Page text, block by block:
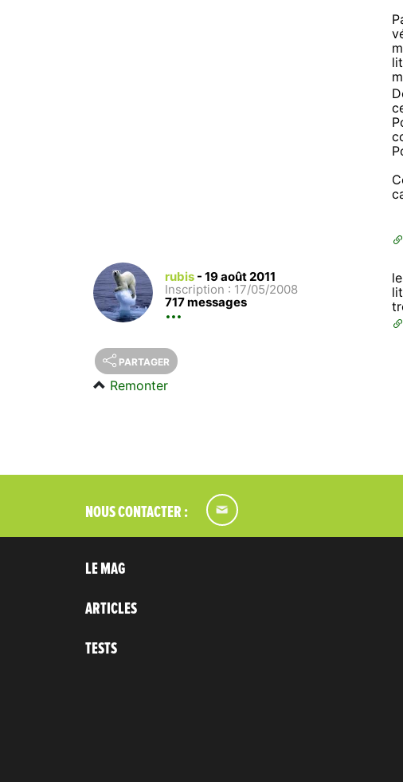
rubis - 19 août 2011
Inscription : 17/05/2008
717 messages
PARTAGER
Remonter
NOUS CONTACTER :
LE MAG
ARTICLES
TESTS